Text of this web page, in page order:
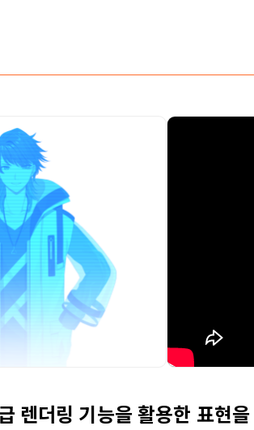
렌더링 기능을 활용한 표현